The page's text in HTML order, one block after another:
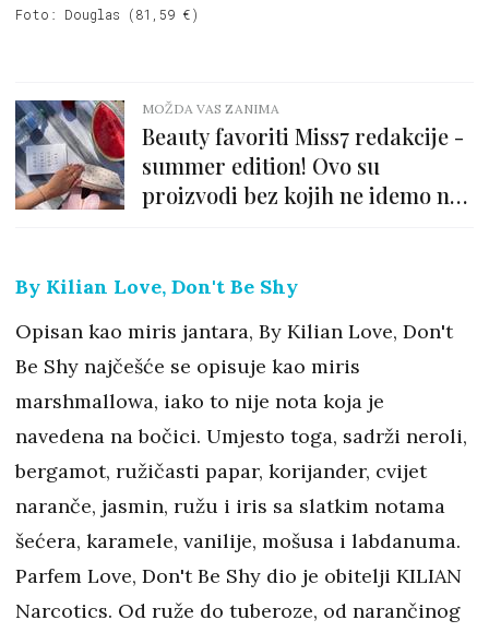
Foto: Douglas (81,59 €)
MOŽDA VAS ZANIMA
Beauty favoriti Miss7 redakcije -
summer edition! Ovo su
proizvodi bez kojih ne idemo na
By Kilian Love, Don't Be Shy
Opisan kao miris jantara, By Kilian Love, Don't
Be Shy najčešće se opisuje kao miris
marshmallowa, iako to nije nota koja je
navedena na bočici. Umjesto toga, sadrži neroli,
bergamot, ružičasti papar, korijander, cvijet
naranče, jasmin, ružu i iris sa slatkim notama
šećera, karamele, vanilije, mošusa i labdanuma.
Parfem Love, Don't Be Shy dio je obitelji KILIAN
Narcotics. Od ruže do tuberoze, od narančinog